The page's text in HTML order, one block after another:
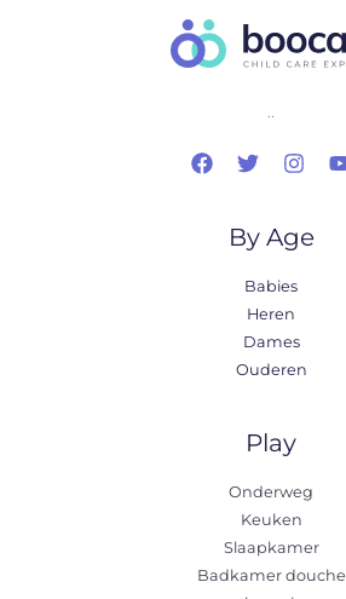
..
By Age
Babies
Heren
Dames
Ouderen
Play
Onderweg
Keuken
Slaapkamer
Badkamer douche